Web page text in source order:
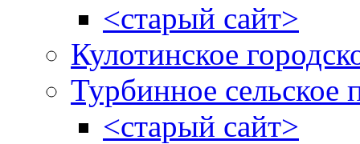
<старый сайт>
Кулотинское
Турбинное сельское
<старый сайт>